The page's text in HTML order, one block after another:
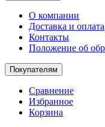
О компании
Доставка и оплата
Контакты
Положение об
Покупателям
Сравнение
Избранное
Корзина